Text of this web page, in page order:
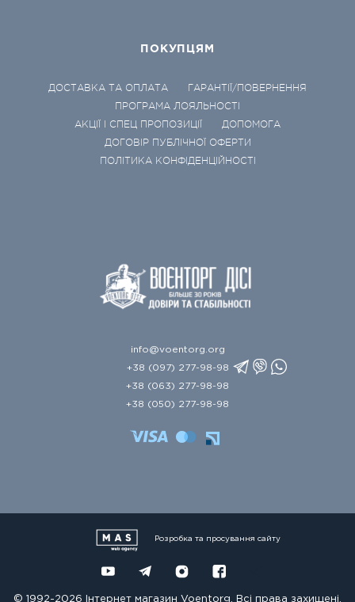
ПОКУПЦЯМ
ДОСТАВКА ТА ОПЛАТА
ГАРАНТІЇ/ПОВЕРНЕННЯ
ПРОГРАМА ЛОЯЛЬНОСТІ
АКЦІЇ І СПЕЦ ПРОПОЗИЦІЇ
ДОПОМОГА
ДОГОВІР ПУБЛІЧНОЇ ОФЕРТИ
ПОЛІТИКА КОНФІДЕНЦІЙНОСТІ
info@voentorg.org
+38 (097) 277-98-98
+38 (063) 277-98-98
+38 (050) 277-98-98
© 1992-2026 Інтернет магазин Voentorg. Всі права захищені.
Розробка та просування сайту